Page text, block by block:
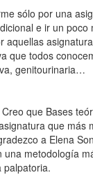
sólo por una
e ir un poco
aquellas
que todos
genitourinaria…
que Bases
que más
a Elena
una metodología
palpatoria.